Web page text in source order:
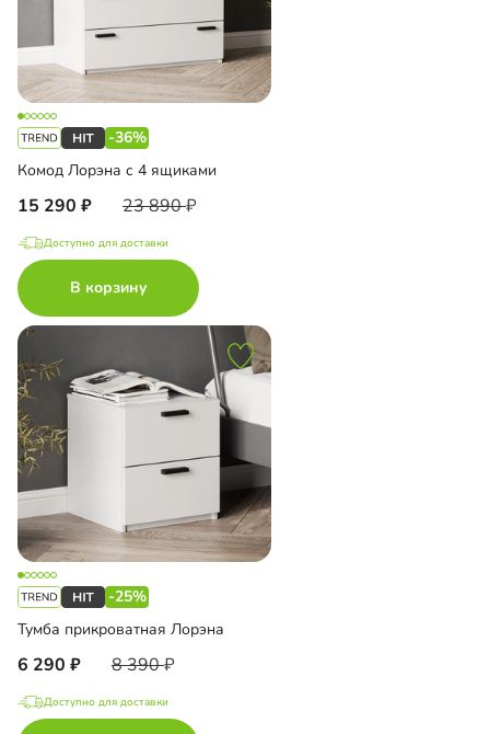
-36%
Комод Лорэна с 4 ящиками
15 290 23 890
Доступно для доставки
В корзину
-25%
Тумба прикроватная Лорэна
6 290 8 390
Доступно для доставки